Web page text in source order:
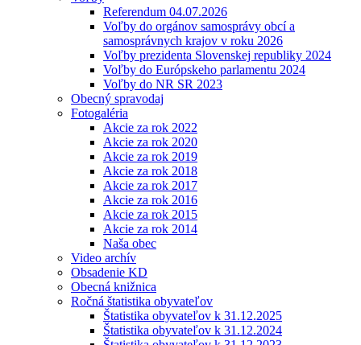
Referendum 04.07.2026
Voľby do orgánov samosprávy obcí a
samosprávnych krajov v roku 2026
Voľby prezidenta Slovenskej republiky 2024
Voľby do Európskeho parlamentu 2024
Voľby do NR SR 2023
Obecný spravodaj
Fotogaléria
Akcie za rok 2022
Akcie za rok 2020
Akcie za rok 2019
Akcie za rok 2018
Akcie za rok 2017
Akcie za rok 2016
Akcie za rok 2015
Akcie za rok 2014
Naša obec
Video archív
Obsadenie KD
Obecná knižnica
Ročná štatistika obyvateľov
Štatistika obyvateľov k 31.12.2025
Štatistika obyvateľov k 31.12.2024